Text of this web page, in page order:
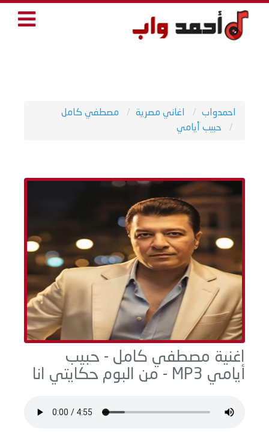
احمدواب اغاني مصرية
مصطفي كامل
حبيب أيامي
اغنية مصطفي كامل - حبيب
أيامي MP3 - من البوم حكايتي انا